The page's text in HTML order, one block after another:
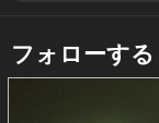
フォローする